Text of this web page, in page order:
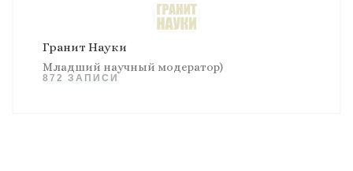
Гранит Науки
Младший научный модератор)
872 ЗАПИСИ